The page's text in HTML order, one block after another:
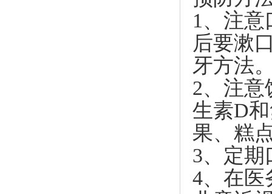
1、注
后要漱
牙方法
2、注
生素D
果、糕
3、定期
4、在医